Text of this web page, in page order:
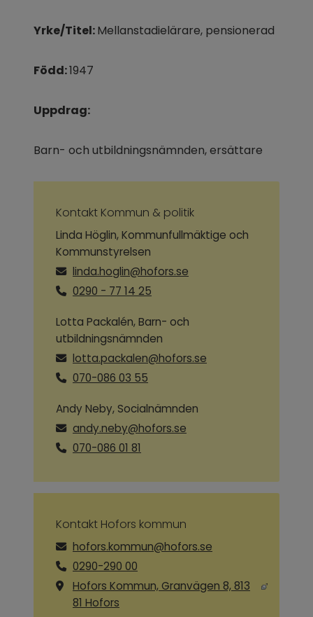
Yrke/Titel: Mellanstadielärare, pensionerad
Född: 1947
Uppdrag:
Barn- och utbildningsnämnden, ersättare
Kontakt Kommun & politik
Linda Höglin, Kommunfullmäktige och
Kommunstyrelsen
linda.hoglin@hofors.se
0290 - 77 14 25
Lotta Packalén, Barn- och
utbildningsnämnden
lotta.packalen@hofors.se
070-086 03 55
Andy Neby, Socialnämnden
andy.neby@hofors.se
070-086 01 81
Kontakt Hofors kommun
hofors.kommun@hofors.se
0290-290 00
Hofors Kommun, Granvägen 8, 813
81 Hofors